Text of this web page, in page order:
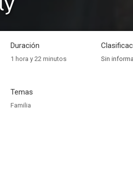
Duración
1 hora y 22 minutos Sin
Temas
Familia